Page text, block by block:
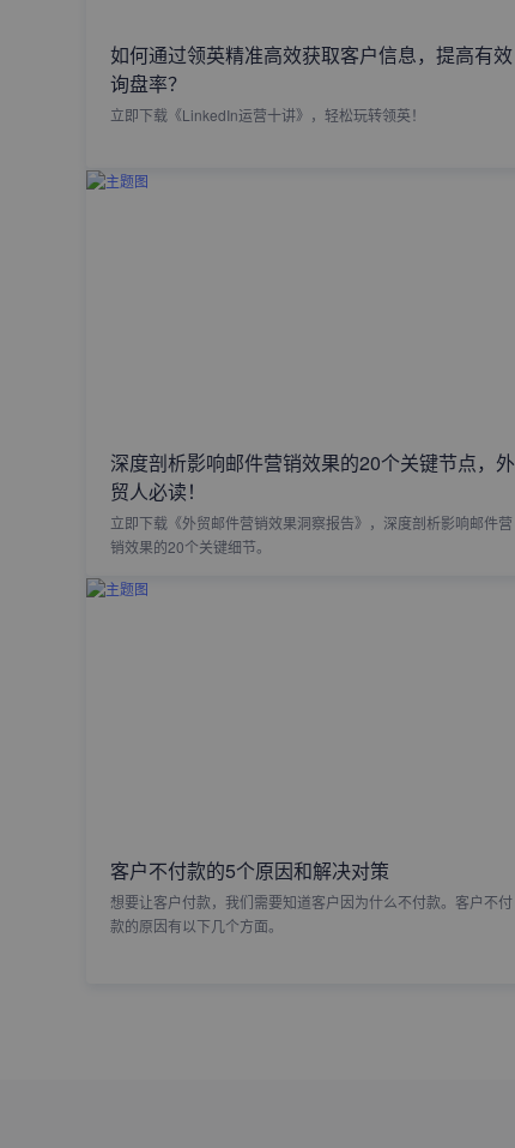
如何通过领英精准高效获取客户信息，提高有效
询盘率？
立即下载《LinkedIn运营十讲》，轻松玩转领英！
深度剖析影响邮件营销效果的20个关键节点，外
贸人必读！
立即下载《外贸邮件营销效果洞察报告》，深度剖析影响邮件营
销效果的20个关键细节。
客户不付款的5个原因和解决对策
想要让客户付款，我们需要知道客户因为什么不付款。客户不付
款的原因有以下几个方面。